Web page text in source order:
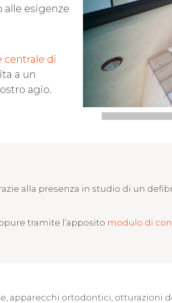
alle esigenze
centrale di
a un
agio.
alla presenza in studio di un
tramite l’apposito modulo di
apparecchi ortodontici, otturazioni